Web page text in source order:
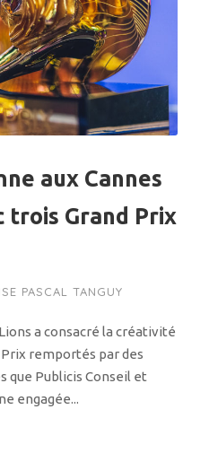
aux Cannes
trois Grand Prix
PASCAL TANGUY
a consacré la créativité
remportés par des
que Publicis Conseil et
engagée...